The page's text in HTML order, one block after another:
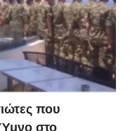
που
στο